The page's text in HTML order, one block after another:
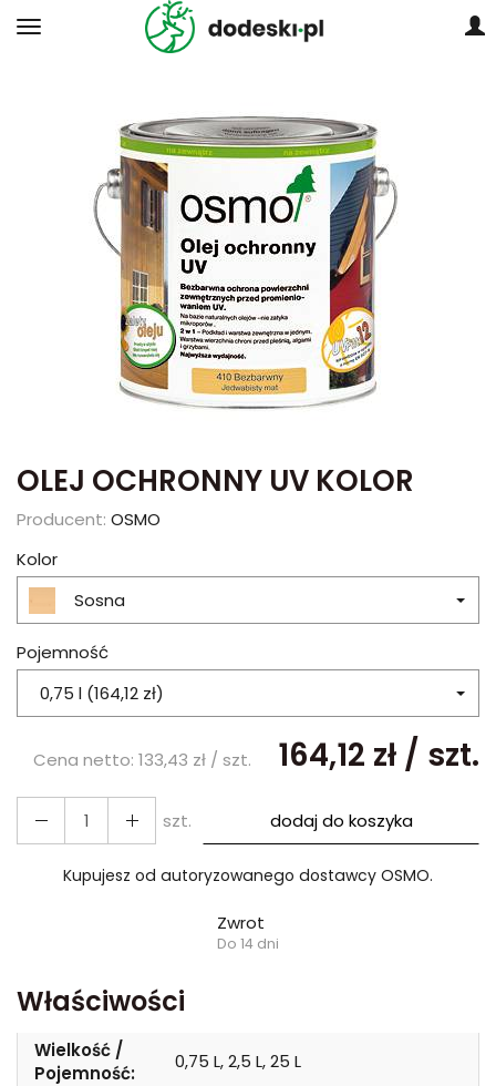
OLEJ OCHRONNY UV KOLOR
Producent: OSMO
Kolor
Sosna
Pojemność
0,75 l (164,12 zł)
Cena netto: 133,43 zł / szt. 164,12 zł / szt.
szt. dodaj do koszyka
Kupujesz od autoryzowanego dostawcy OSMO.
Zwrot
Do 14 dni
Właściwości
Wielkość /
Pojemność:
0,75 L, 2,5 L, 25 L